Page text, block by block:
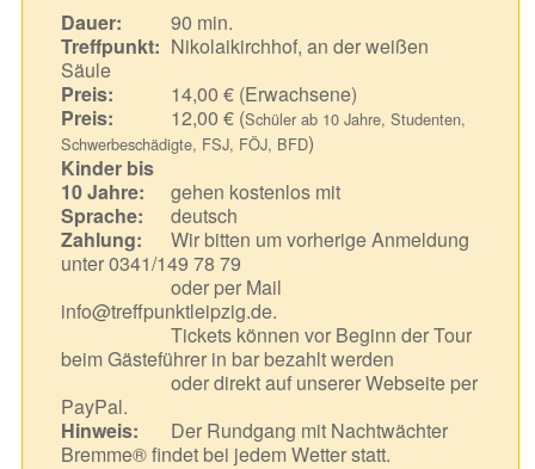
Dauer:
90 min.
Treffpunkt: Nikolaikirchhof, an der weißen
Säule
Preis:
14,00 € (Erwachsene)
Preis:
12,00 € (Schüler ab 10 Jahre, Studenten,
Schwerbeschädigte, FSJ, FÖJ, BFD)
Kinder bis
10 Jahre:
gehen kostenlos mit
Sprache:
deutsch
Zahlung:
Wir bitten um vorherige Anmeldung
unter 0341/149 78 79
oder per Mail
info@treffpunktleipzig.de.
Tickets können vor Beginn der Tour
beim Gästeführer in bar bezahlt werden
oder direkt auf unserer Webseite per
PayPal.
Hinweis:
Der Rundgang mit Nachtwächter
Bremme® findet bei jedem Wetter statt.